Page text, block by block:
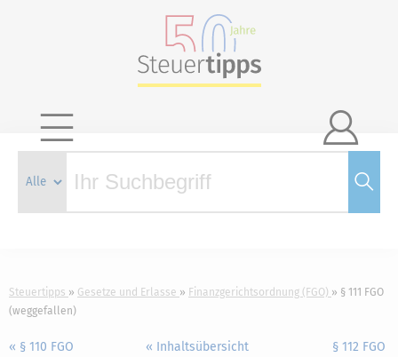

Steuertipps Gesetze und Erlasse Finanzgerichtsordnung (FGO)
§ 111 FGO
(weggefallen)
« § 110 FGO
« Inhaltsübersicht
§ 112 FGO